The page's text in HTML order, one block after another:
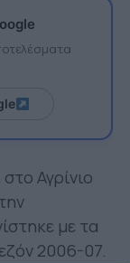
Αγρίνιο
με τα
2006-07.